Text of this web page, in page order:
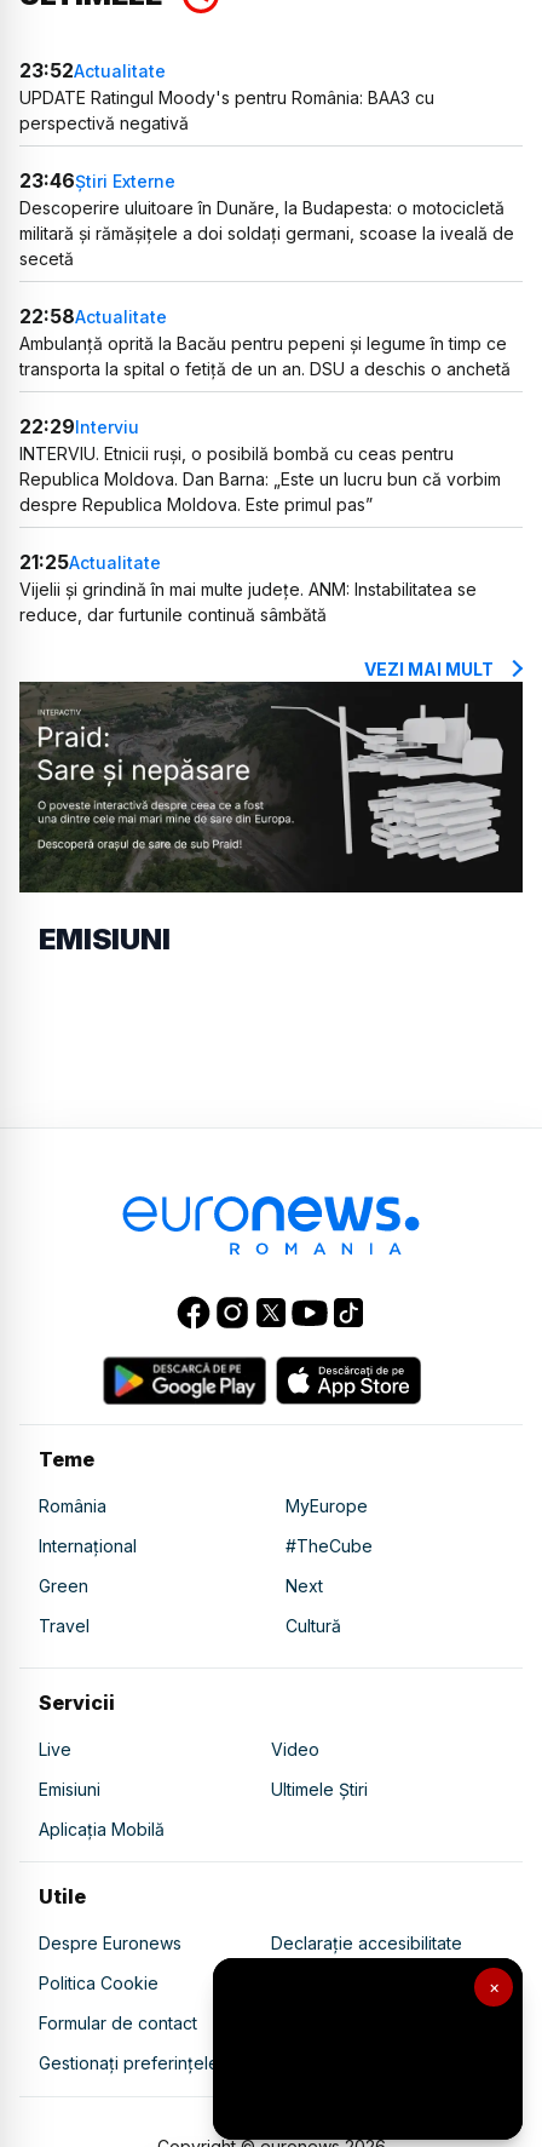
×
23:52Actualitate
UPDATE Ratingul Moody's pentru România: BAA3 cu
perspectivă negativă
23:46Știri Externe
Descoperire uluitoare în Dunăre, la Budapesta: o motocicletă
militară și rămășițele a doi soldați germani, scoase la iveală de
secetă
22:58Actualitate
Ambulanță oprită la Bacău pentru pepeni și legume în timp ce
transporta la spital o fetiță de un an. DSU a deschis o anchetă
22:29Interviu
INTERVIU. Etnicii ruși, o posibilă bombă cu ceas pentru
Republica Moldova. Dan Barna: „Este un lucru bun că vorbim
despre Republica Moldova. Este primul pas”
21:25Actualitate
Vijelii și grindină în mai multe județe. ANM: Instabilitatea se
reduce, dar furtunile continuă sâmbătă
VEZI MAI MULT
EMISIUNI
Teme
România
MyEurope
Internațional
#TheCube
Green
Next
Travel
Cultură
Servicii
Live
Video
Emisiuni
Ultimele Știri
Aplicația Mobilă
Utile
Despre Euronews
Declarație accesibilitate
Politica Cookie
Politica de confidențialitate
Formular de contact
Gestionați preferințele